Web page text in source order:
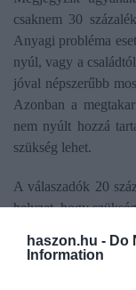
haszon.hu - Do
Information
csaknem 30
Anyagi probléma
nyúl, vagy a
jóval népszerűbb
Azonban a
nem nyúlt hozzá
szükség lehet.
A válaszadók 20
helyzet, hogy
akiknek már hozzá
nagy részük, az